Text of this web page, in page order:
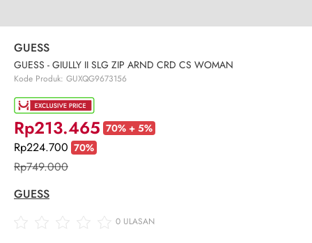
GUESS
GUESS - GIULLY II SLG ZIP ARND CRD CS WOMAN
Kode Produk: GUXQG9673156
Rp213.465 70% + 5%
Rp224.700 70%
Rp749.000
GUESS
0 ULASAN